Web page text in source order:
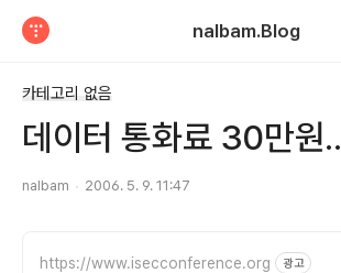
nalbam.Blog
카테고리 없음
데이터 통화료 30만원..
nalbam 2006. 5. 9. 11:47
https://www.isecconference.org 광고